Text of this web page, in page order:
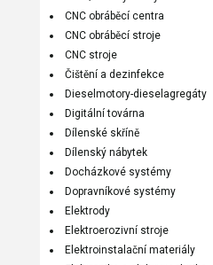
CNC obráběcí centra
CNC obráběcí stroje
CNC stroje
Čištění a dezinfekce
Dieselmotory-dieselagregáty
Digitální továrna
Dílenské skříně
Dílenský nábytek
Docházkové systémy
Dopravníkové systémy
Elektrody
Elektroerozivní stroje
Elektroinstalační materiály